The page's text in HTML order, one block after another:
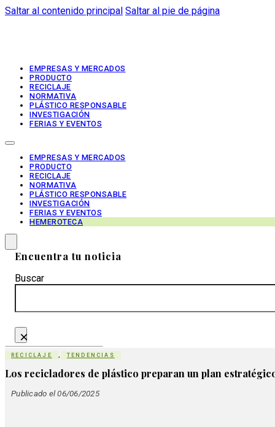
Saltar al contenido principal Saltar al pie de página
EMPRESAS Y MERCADOS
PRODUCTO
RECICLAJE
NORMATIVA
PLÁSTICO RESPONSABLE
INVESTIGACIÓN
FERIAS Y EVENTOS
EMPRESAS Y MERCADOS
PRODUCTO
RECICLAJE
NORMATIVA
PLÁSTICO RESPONSABLE
INVESTIGACIÓN
FERIAS Y EVENTOS
HEMEROTECA
Encuentra tu noticia
Buscar
×
RECICLAJE , TENDENCIAS
Los recicladores de plástico preparan un plan
Publicado el 06/06/2025